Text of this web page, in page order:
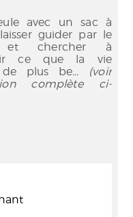
avec un sac à
guider par le
et chercher à
ce que la vie
de plus be... (voir
complète ci-